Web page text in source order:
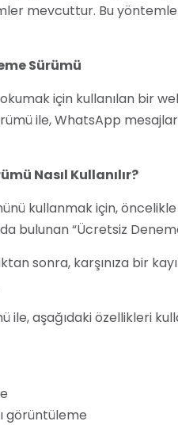
mevcuttur. Bu
Sürümü
için kullanılan bir
ile, WhatsApp
Nasıl Kullanılır?
kullanmak için,
bulunan “Ücretsiz
sonra, karşınıza bir
aşağıdaki özellikleri
görüntüleme